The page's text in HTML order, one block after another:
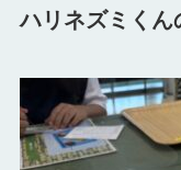
ハリネズミくん